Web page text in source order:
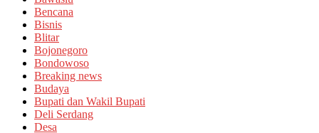
Bencana
Bisnis
Blitar
Bojonegoro
Bondowoso
Breaking news
Budaya
Bupati dan Wakil Bupati
Deli Serdang
Desa